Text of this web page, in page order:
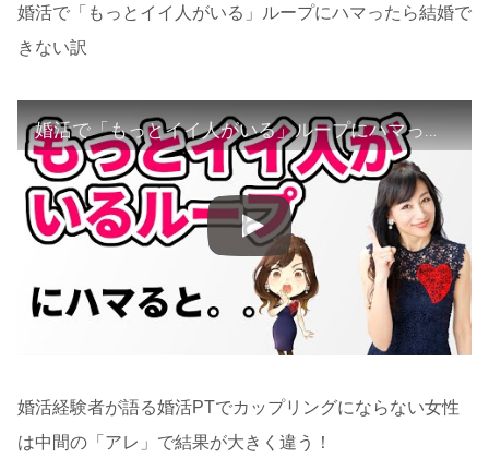
婚活で「もっとイイ人がいる」ループにハマったら結婚で
きない訳
婚活で「もっとイイ人がいる」ループにハマったら結婚できない訳
婚活経験者が語る婚活PTでカップリングにならない女性
は中間の「アレ」で結果が大きく違う！